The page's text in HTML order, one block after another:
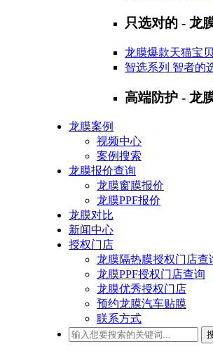
只选对的 - 龙
龙膜爆款天猫宝
智选系列 智者的
高端防护 - 龙
龙膜案例
视频中心
案例搜索
龙膜报价查询
龙膜窗膜报价
龙膜PPF报价
龙膜对比
新闻中心
授权门店
龙膜隔热膜授权门店查
龙膜PPF授权门店查询
龙膜优秀授权门店
预约龙膜汽车贴膜
联系方式